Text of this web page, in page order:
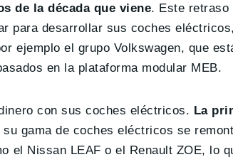
de la década que viene. Este retraso
para desarrollar sus coches
ejemplo el grupo Volkswagen, que
en la plataforma modular MEB.
con sus coches eléctricos. La
gama de coches eléctricos se
el Nissan LEAF o el Renault ZOE, lo